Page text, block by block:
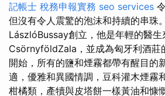
記帳士 稅務申報實務 seo services
但沒有令人震驚的泡沫和持續的串珠。
LászlóBussay創立，他是年輕的醫生
CsörnyföldZala，並成為匈牙利酒莊
開始，所有的鹽和煙霧都帶有醒目的
適，優雅和異國情調，豆科灌木煙霧
柑橘類，產犢與皮塔餅一樣黃油和慷